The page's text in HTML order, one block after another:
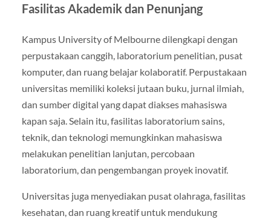
Fasilitas Akademik dan Penunjang
Kampus University of Melbourne dilengkapi dengan
perpustakaan canggih, laboratorium penelitian, pusat
komputer, dan ruang belajar kolaboratif. Perpustakaan
universitas memiliki koleksi jutaan buku, jurnal ilmiah,
dan sumber digital yang dapat diakses mahasiswa
kapan saja. Selain itu, fasilitas laboratorium sains,
teknik, dan teknologi memungkinkan mahasiswa
melakukan penelitian lanjutan, percobaan
laboratorium, dan pengembangan proyek inovatif.
Universitas juga menyediakan pusat olahraga, fasilitas
kesehatan, dan ruang kreatif untuk mendukung